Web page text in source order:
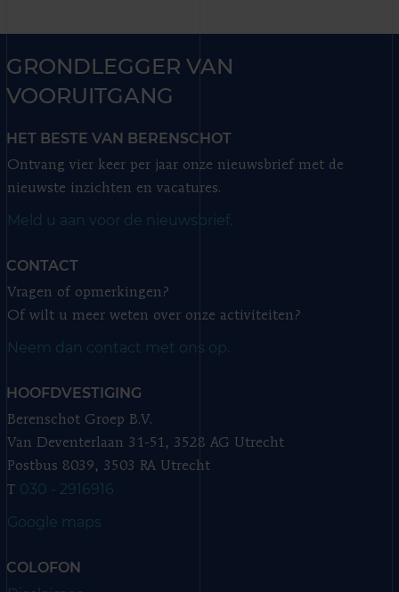
GRONDLEGGER VAN
VOORUITGANG
HET BESTE VAN BERENSCHOT
Ontvang vier keer per jaar onze nieuwsbrief met de
nieuwste inzichten en vacatures.
Meld u aan voor de nieuwsbrief.
CONTACT
Vragen of opmerkingen?
Of wilt u meer weten over onze activiteiten?
Neem dan contact met ons op.
HOOFDVESTIGING
Berenschot Groep B.V.
Van Deventerlaan 31-51, 3528 AG Utrecht
Postbus 8039, 3503 RA Utrecht
T 030 - 2916916
Google maps
COLOFON